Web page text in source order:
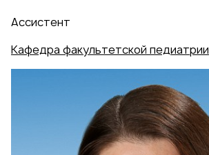
Ассистент
Кафедра факультетской педиатрии